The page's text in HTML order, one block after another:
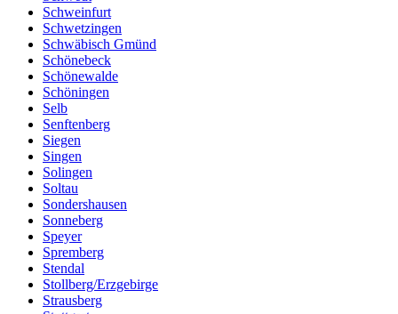
Schweinfurt
Schwetzingen
Schwäbisch Gmünd
Schönebeck
Schönewalde
Schöningen
Selb
Senftenberg
Siegen
Singen
Solingen
Soltau
Sondershausen
Sonneberg
Speyer
Spremberg
Stendal
Stollberg/Erzgebirge
Strausberg